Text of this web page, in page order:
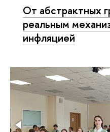
От абстрактных
реальным
инфляцией